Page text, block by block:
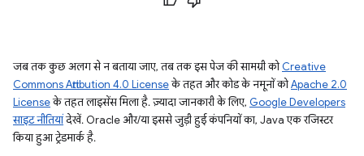
जब तक कुछ अलग से न बताया जाए, तब तक इस पेज की सामग्री कोCreative
Commons Attribution 4.0 Licenseके तहत और कोड के नमूनों कोApache 2.0
Licenseके तहत लाइसेंस मिला है. ज़्यादा जानकारी के लिए, Google Developers
साइट नीतियांदेखें. Oracle और/या इससे जुड़ी हुई कंपनियों का, Java एक रजिस्टर
किया हुआ ट्रेडमार्क है.